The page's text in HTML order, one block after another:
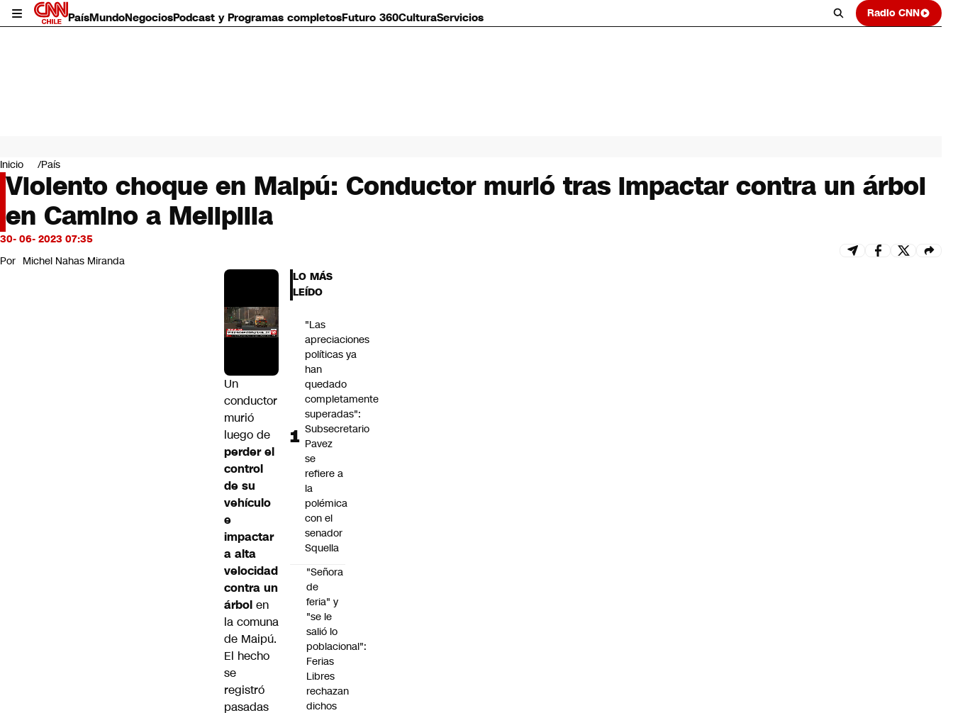
PaísMundoNegociosPodcast y Programas completosFuturo 360CulturaServicios Radio CNN
Mundo
Negocios
Deportes
Programas completos
Cultura
Servicios
Bits
CNN Data
Inicio País
Violento choque en Maipú: Conductor murió tras impactar contra un árbol
en Camino a Melipilla
30- 06- 2023 07:35
Por Michel Nahas Miranda
Un
conductor
murió
luego de
perder el
control
de su
vehículo
e
impactar
a alta
velocidad
contra un
árbol en
la comuna
de Maipú.
El hecho
se
registró
pasadas
LO MÁS
LEÍDO
"Las
apreciaciones
políticas ya
han
quedado
completamente
superadas":
Subsecretario
Pavez
se
refiere a
la
polémica
con el
senador
Squella
"Señora
de
feria" y
"se le
salió lo
poblacional":
Ferias
Libres
rechazan
dichos